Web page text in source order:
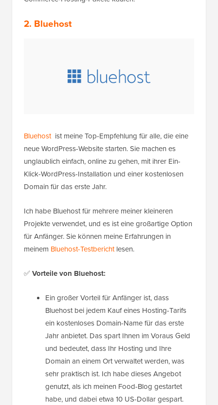
2. Bluehost
Bluehostist meine Top-Empfehlung für alle, die eine
neue WordPress-Website starten. Sie machen es
unglaublich einfach, online zu gehen, mit ihrer Ein-
Klick-WordPress-Installation und einer kostenlosen
Domain für das erste Jahr.
Ich habe Bluehost für mehrere meiner kleineren
Projekte verwendet, und es ist eine großartige Option
für Anfänger. Sie können meine Erfahrungen in
meinem Bluehost-Testberichtlesen.
✅Vorteile von Bluehost:
Ein großer Vorteil für Anfänger ist, dass
Bluehost bei jedem Kauf eines Hosting-Tarifs
ein kostenloses Domain-Name für das erste
Jahr anbietet. Das spart Ihnen im Voraus Geld
und bedeutet, dass Ihr Hosting und Ihre
Domain an einem Ort verwaltet werden, was
sehr praktisch ist. Ich habe dieses Angebot
genutzt, als ich meinen Food-Blog gestartet
habe, und dabei etwa 10 US-Dollar gespart.